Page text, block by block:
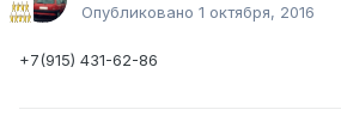
Опубликовано 1 октября, 2016
+7(915) 431-62-86